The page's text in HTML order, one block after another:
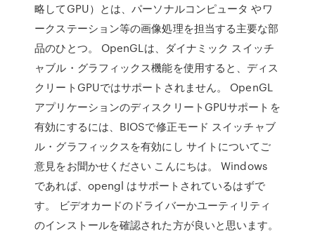
略してGPU）とは、パーソナルコンピュータ やワ
ークステーション等の画像処理を担当する主要な部
品のひとつ。 OpenGLは、ダイナミック スイッチ
ャブル・グラフィックス機能を使用すると、ディス
クリートGPUではサポートされません。 OpenGL
アプリケーションのディスクリートGPUサポートを
有効にするには、BIOSで修正モード スイッチャブ
ル・グラフィックスを有効にし サイトについてご
意見をお聞かせください こんにちは。 Windows
であれば、opengl はサポートされているはずで
す。 ビデオカードのドライバーかユーティリティ
のインストールを確認された方が良いと思います。